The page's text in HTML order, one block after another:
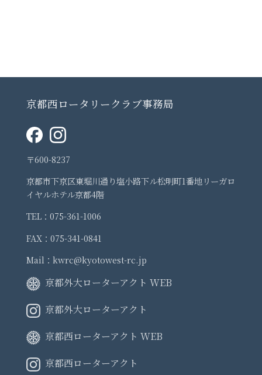
京都西ロータリークラブ事務局
〒600-8237
京都市下京区東堀川通り塩小路下ル松明町1番地リーガロ
イヤルホテル京都4階
TEL：075-361-1006
FAX：075-341-0841
Mail：kwrc@kyotowest-rc.jp
京都外大ローターアクト WEB
京都外大ローターアクト
京都西ローターアクト WEB
京都西ローターアクト